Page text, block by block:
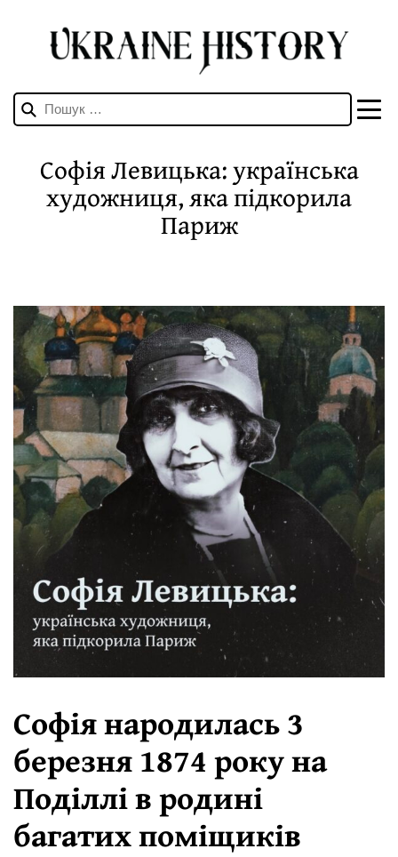
Пошук:
Софія Левицька: українська
художниця, яка підкорила
Париж
Софія народилась 3
березня 1874 року на
Поділлі в родині
багатих поміщиків